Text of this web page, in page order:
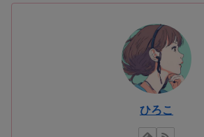
ひろこ